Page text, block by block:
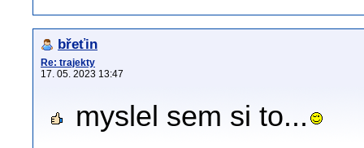
břeťin
Re: trajekty
17. 05. 2023 13:47
myslel sem si to...